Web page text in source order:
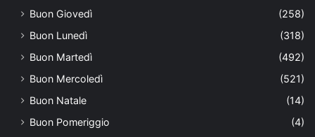
Buon Giovedì
(258)
Buon Lunedì
(318)
Buon Martedì
(492)
Buon Mercoledì
(521)
Buon Natale
(14)
Buon Pomeriggio
(4)